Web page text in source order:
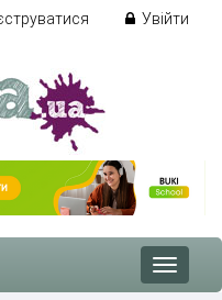
Увійти
Toggle